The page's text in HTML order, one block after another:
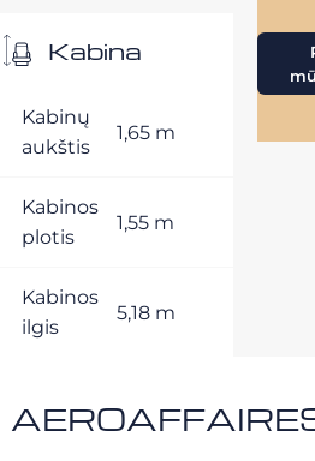
Kabina
Kabinų
aukštis
1,65 m
Kabinos
plotis
1,55 m
Kabinos
ilgis
5,18 m